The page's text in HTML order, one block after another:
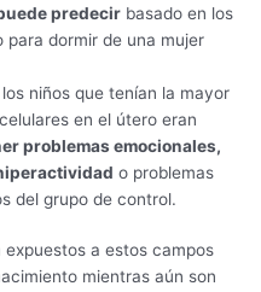
predecir basado en los
para dormir de una mujer
niños que tenían la mayor
en el útero eran
problemas emocionales,
o problemas
del grupo de control.
a estos campos
mientras aún son